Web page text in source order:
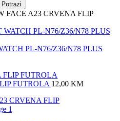
Potrazi
FACE A23 CRVENA FLIP
PL-N76/Z36/N78 PLUS
FUTROLA 12,00 KM